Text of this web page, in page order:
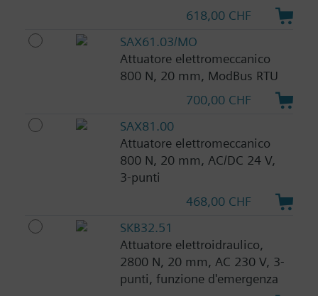
618,00 CHF
SAX61.03/MO
Attuatore elettromeccanico
800 N, 20 mm, ModBus RTU
700,00 CHF
SAX81.00
Attuatore elettromeccanico
800 N, 20 mm, AC/DC 24 V,
3-punti
468,00 CHF
SKB32.51
Attuatore elettroidraulico,
2800 N, 20 mm, AC 230 V, 3-
punti, funzione d'emergenza